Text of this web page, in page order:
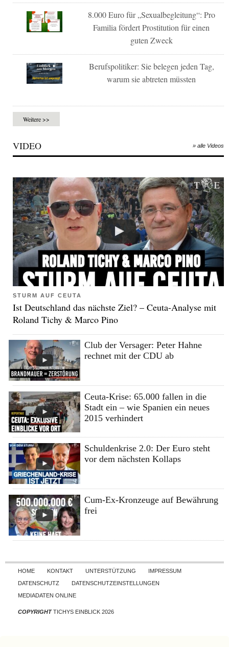
8.000 Euro für „Sexualbegleitung“: Pro
Familia fördert Prostitution für einen
guten Zweck
Berufspolitiker: Sie belegen jeden Tag,
warum sie abtreten müssten
Weitere >>
VIDEO » alle Videos
STURM AUF CEUTA
Ist Deutschland das nächste Ziel? – Ceuta-Analyse mit
Roland Tichy & Marco Pino
Club der Versager: Peter Hahne
rechnet mit der CDU ab
Ceuta-Krise: 65.000 fallen in die
Stadt ein – wie Spanien ein neues
2015 verhindert
Schuldenkrise 2.0: Der Euro steht
vor dem nächsten Kollaps
Cum-Ex-Kronzeuge auf Bewährung
frei
Skip to content
HOME KONTAKT UNTERSTÜTZUNG
IMPRESSUM
DATENSCHUTZ
DATENSCHUTZEINSTELLUNGEN
MEDIADATEN ONLINE
COPYRIGHTTICHYS EINBLICK 2026